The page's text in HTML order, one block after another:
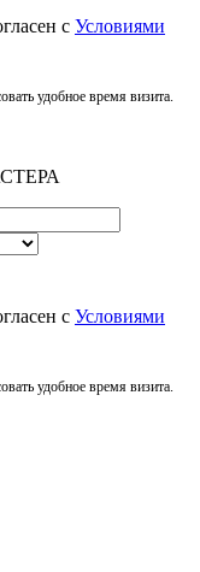
с Условиями
удобное время визита.
с Условиями
удобное время визита.